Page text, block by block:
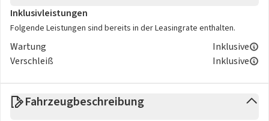
Inklusivleistungen
Folgende Leistungen sind bereits in der Leasingrate enthalten.
Wartung
Inklusive
Verschleiß
Inklusive
Fahrzeugbeschreibung